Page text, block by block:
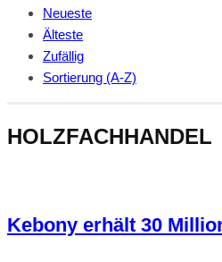
Neueste
Älteste
Zufällig
Sortierung (A-Z)
HOLZFACHHANDEL
Kebony erhält 30